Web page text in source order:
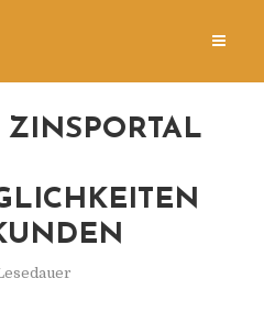
ZINSPORTAL